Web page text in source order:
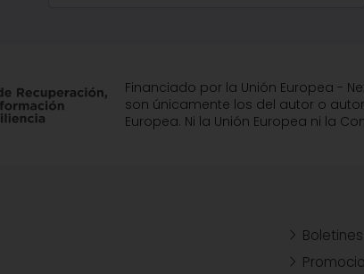
Financiado por la Unión Europea -
son únicamente los del autor o
Europea. Ni la Unión Europea ni la